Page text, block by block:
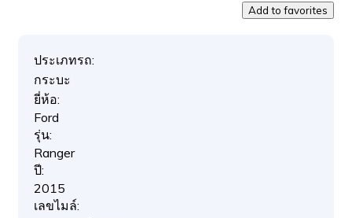
Add to favorites
ประเภทรถ:
กระบะ
ยี่ห้อ:
Ford
รุ่น:
Ranger
ปี:
2015
เลขไมล์: